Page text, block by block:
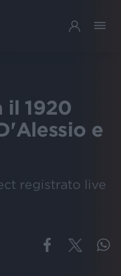
il 1920
e
registrato live